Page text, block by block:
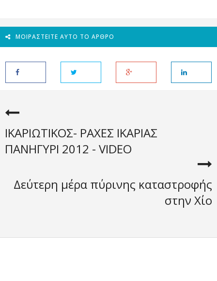
ΜΟΙΡΑΣΤΕΊΤΕ ΑΥΤΌ ΤΟ ΆΡΘΡΟ
ΙΚΑΡΙΩΤΙΚΟΣ- ΡΑΧΕΣ ΙΚΑΡΙΑΣ
ΠΑΝΗΓΥΡΙ 2012 - VIDEO
Δεύτερη μέρα πύρινης καταστροφής
στην Χίο